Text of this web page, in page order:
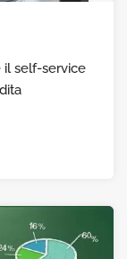
il self-service